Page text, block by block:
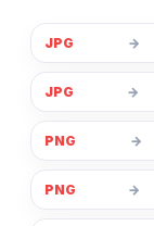
JPG →
JPG →
PNG →
PNG →